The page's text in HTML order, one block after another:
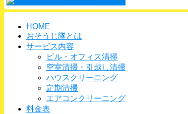
HOME
おそうじ隊とは
サービス内容
ビル・オフィス清掃
空室清掃・引越し清掃
ハウスクリーニング
定期清掃
エアコンクリーニング
料金表